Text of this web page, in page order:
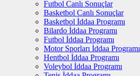
Futbol Canlı Sonuçlar
Basketbol Canlı Sonuçlar
Basketbol İddaa Programı
Bilardo İddaa Programı
Futbol İddaa Programı
Motor Sporları İddaa Programı
Hentbol İddaa Programı
Voleybol İddaa Programı